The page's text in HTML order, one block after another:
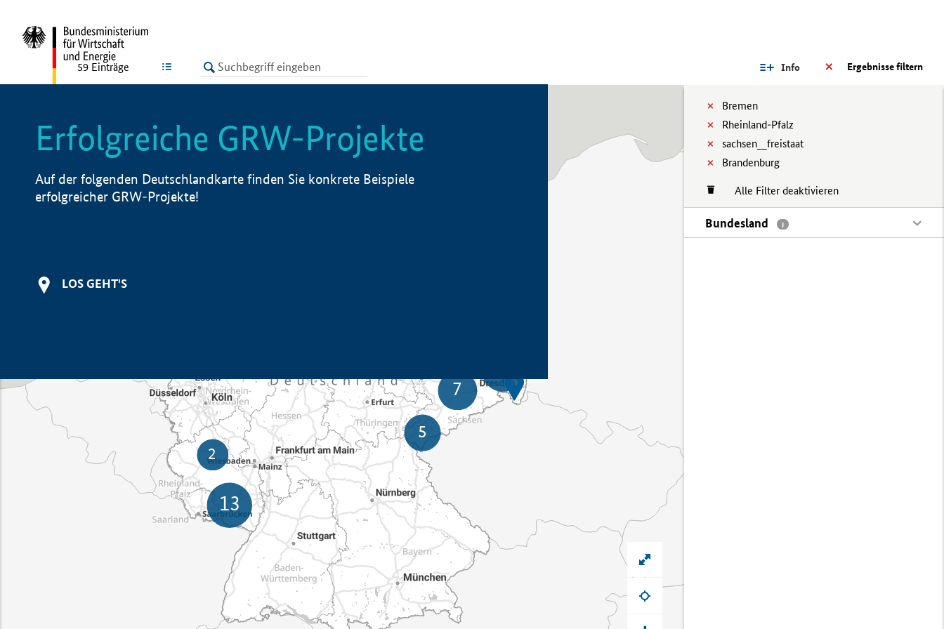
LISTE Ergebnisse filtern
Info
Bremen
Rheinland-Pfalz
sachsen__freistaat
Brandenburg
Alle Filter deaktivieren
Bundesland i
59 Einträge
Erfolgreiche GRW-Projekte
Auf der folgenden Deutschlandkarte finden Sie konkrete Beispiele
erfolgreicher GRW-Projekte!
LOS GEHT'S